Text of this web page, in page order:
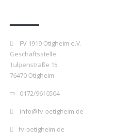
FV 1919 Ötigheim e.V.
Geschäftsstelle
Tulpenstraße 15
76470 Ötigheim
0172/9610504
info@fv-oetigheim.de
fv-oetigheim.de